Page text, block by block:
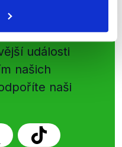
události
našich
naši